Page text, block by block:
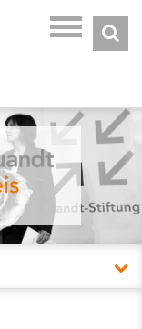
Toggle
navigation